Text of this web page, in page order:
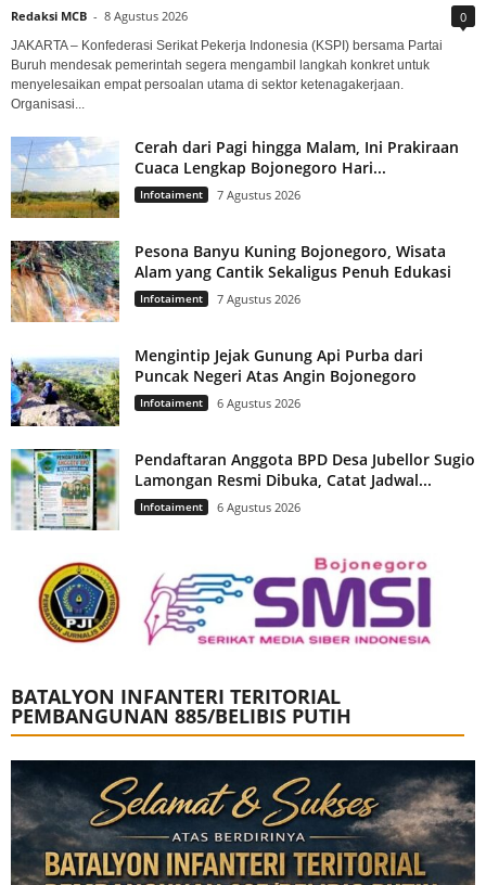
Redaksi MCB - 8 Agustus 2026 0
JAKARTA – Konfederasi Serikat Pekerja Indonesia (KSPI) bersama Partai
Buruh mendesak pemerintah segera mengambil langkah konkret untuk
menyelesaikan empat persoalan utama di sektor ketenagakerjaan.
Organisasi...
Cerah dari Pagi hingga Malam, Ini Prakiraan
Cuaca Lengkap Bojonegoro Hari...
Infotaiment 7 Agustus 2026
Pesona Banyu Kuning Bojonegoro, Wisata
Alam yang Cantik Sekaligus Penuh Edukasi
Infotaiment 7 Agustus 2026
Mengintip Jejak Gunung Api Purba dari
Puncak Negeri Atas Angin Bojonegoro
Infotaiment 6 Agustus 2026
Pendaftaran Anggota BPD Desa Jubellor Sugio
Lamongan Resmi Dibuka, Catat Jadwal...
Infotaiment 6 Agustus 2026
BATALYON INFANTERI TERITORIAL
PEMBANGUNAN 885/BELIBIS PUTIH